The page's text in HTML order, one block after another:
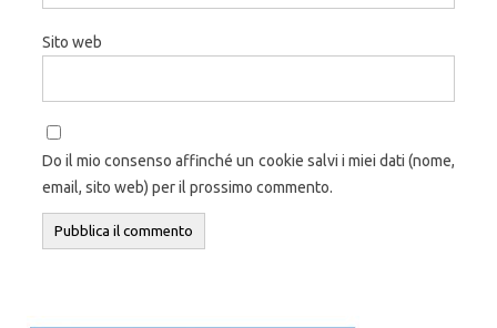
Sito web
Do il mio consenso affinché un cookie salvi i miei dati (nome,
email, sito web) per il prossimo commento.